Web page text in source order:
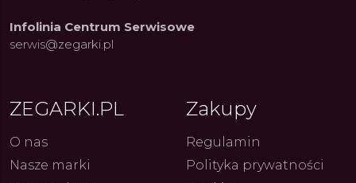
Infolinia Centrum Serwisowe
serwis@zegarki.pl
ZEGARKI.PL
O nas
Nasze marki
Zakupy
Regulamin
Polityka prywatności